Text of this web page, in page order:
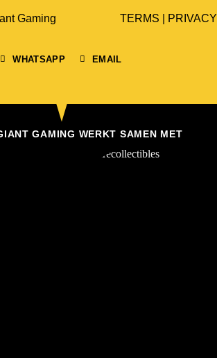
Gaming
WHATSAPP EMAIL
TERMS PRIVACY
GAMING WERKT SAMEN MET